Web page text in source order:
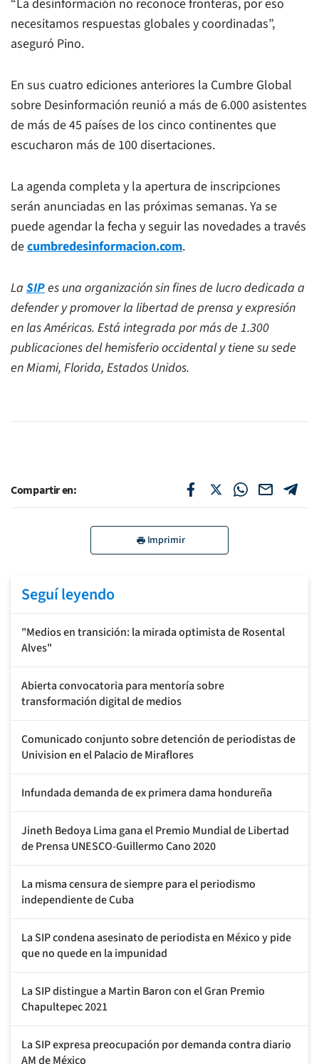
“La desinformación no reconoce fronteras, por eso
necesitamos respuestas globales y coordinadas”,
aseguró Pino.
En sus cuatro ediciones anteriores la Cumbre Global
sobre Desinformación reunió a más de 6.000 asistentes
de más de 45 países de los cinco continentes que
escucharon más de 100 disertaciones.
La agenda completa y la apertura de inscripciones
serán anunciadas en las próximas semanas. Ya se
puede agendar la fecha y seguir las novedades a través
decumbredesinformacion.com.
La SIPes una organización sin fines de lucro dedicada a
defender y promover la libertad de prensa y expresión
en las Américas. Está integrada por más de 1.300
publicaciones del hemisferio occidental y tiene su sede
en Miami, Florida, Estados Unidos.
Compartir en:
Imprimir
Seguí leyendo
"Medios en transición: la mirada optimista de Rosental
Alves"
Abierta convocatoria para mentoría sobre
transformación digital de medios
Comunicado conjunto sobre detención de periodistas de
Univision en el Palacio de Miraflores
Infundada demanda de ex primera dama hondureña
Jineth Bedoya Lima gana el Premio Mundial de Libertad
de Prensa UNESCO-Guillermo Cano 2020
La misma censura de siempre para el periodismo
independiente de Cuba
La SIP condena asesinato de periodista en México y pide
que no quede en la impunidad
La SIP distingue a Martin Baron con el Gran Premio
Chapultepec 2021
La SIP expresa preocupación por demanda contra diario
AM de México